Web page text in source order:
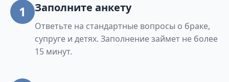
1 Заполните анкету
Ответьте на стандартные вопросы о браке,
супруге и детях. Заполнение займет не более
15 минут.